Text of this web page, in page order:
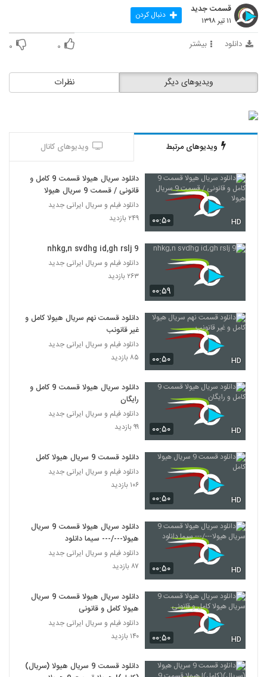
قسمت جدید
۱۱ تیر ۱۳۹۸ دنبال کردن
دانلود بیشتر ۰ ۰
نظرات ویدیوهای دیگر
ویدیوهای مرتبط ویدیوهای کانال
۰۰:۵۰ HD
دانلود سریال هیولا قسمت 9 کامل و
قانونی / قسمت 9 سریال هیولا
دانلود فیلم و سریال ایرانی جدید
۲۴۹ بازدید
۰۰:۵۹
nhkg,n svdhg id,gh rslj 9
دانلود فیلم و سریال ایرانی جدید
۲۶۳ بازدید
۰۰:۵۰ HD
دانلود قسمت نهم سریال هیولا کامل و
غیر قانونب
دانلود فیلم و سریال ایرانی جدید
۸۵ بازدید
۰۰:۵۰ HD
دانلود سریال هیولا قسمت 9 کامل و
رایگان
دانلود فیلم و سریال ایرانی جدید
۹۹ بازدید
۰۰:۵۰ HD
دانلود قسمت 9 سریال هیولا کامل
دانلود فیلم و سریال ایرانی جدید
۱۰۶ بازدید
۰۰:۵۰ HD
دانلود سریال هیولا قسمت 9 سریال
هیولا---/--- سیما دانلود
دانلود فیلم و سریال ایرانی جدید
۸۷ بازدید
۰۰:۵۰ HD
دانلود سریال هیولا قسمت 9 سریال
هیولا کامل و قانونی
دانلود فیلم و سریال ایرانی جدید
۱۴۰ بازدید
دانلود قسمت 9 سریال هیولا (سریال)